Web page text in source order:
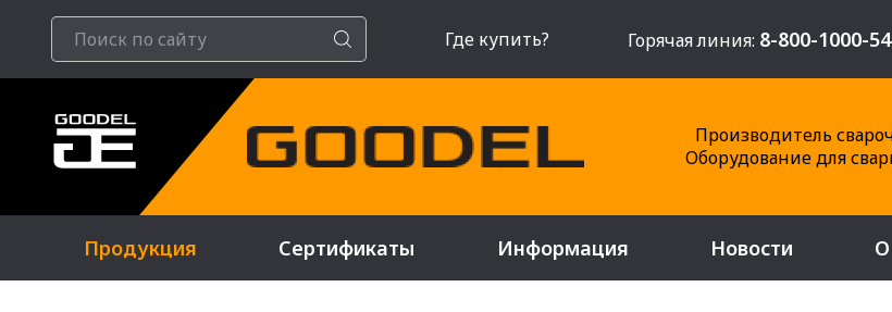
Где купить? Горячая линия: 8-800-1000-
Производитель
Оборудование для
Продукция Сертификаты Информация Новости